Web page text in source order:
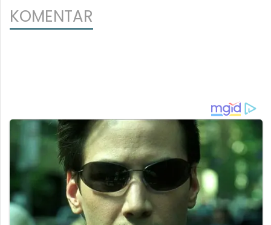
KOMENTAR